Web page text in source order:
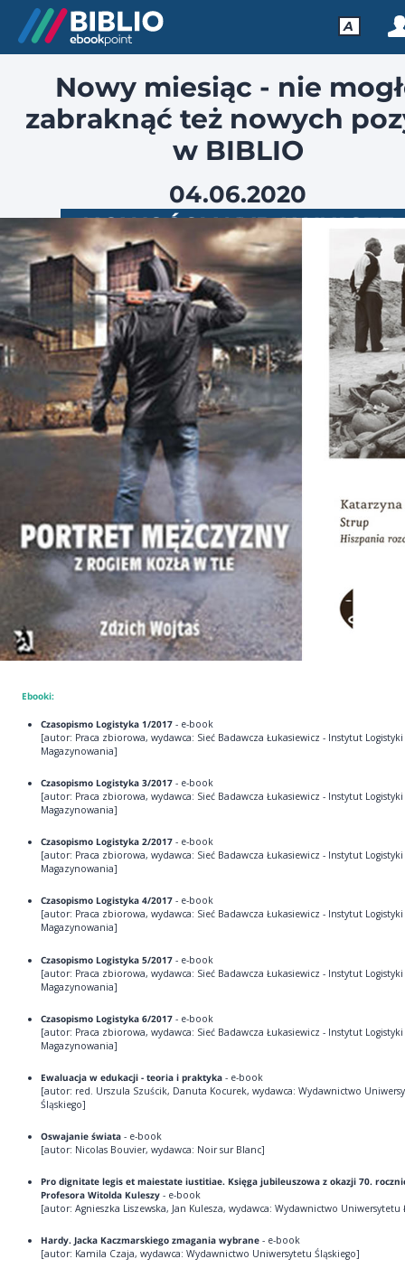
A
Nowy miesiąc - nie
zabraknąć też nowych
w BIBLIO
04.06.2020
NOWOŚCI WYDAWNICZE
Ebooki:
Czasopismo Logistyka 1/2017- e-book
[autor: Praca zbiorowa, wydawca: Sieć Badawcza Łukasiewicz - Instytut
Magazynowania]
Czasopismo Logistyka 3/2017- e-book
[autor: Praca zbiorowa, wydawca: Sieć Badawcza Łukasiewicz - Instytut
Magazynowania]
Czasopismo Logistyka 2/2017- e-book
[autor: Praca zbiorowa, wydawca: Sieć Badawcza Łukasiewicz - Instytut
Magazynowania]
Czasopismo Logistyka 4/2017- e-book
[autor: Praca zbiorowa, wydawca: Sieć Badawcza Łukasiewicz - Instytut
Magazynowania]
Czasopismo Logistyka 5/2017- e-book
[autor: Praca zbiorowa, wydawca: Sieć Badawcza Łukasiewicz - Instytut
Magazynowania]
Czasopismo Logistyka 6/2017- e-book
[autor: Praca zbiorowa, wydawca: Sieć Badawcza Łukasiewicz - Instytut
Magazynowania]
Ewaluacja w edukacji - teoria i praktyka- e-book
[autor: red. Urszula Szuścik, Danuta Kocurek, wydawca: Wydawnictwo
Śląskiego]
Oswajanie świata- e-book
[autor: Nicolas Bouvier, wydawca: Noir sur Blanc]
Pro dignitate legis et maiestate iustitiae. Księga jubileuszowa z okazji 70.
Profesora Witolda Kuleszy- e-book
[autor: Agnieszka Liszewska, Jan Kulesza, wydawca: Wydawnictwo
Hardy. Jacka Kaczmarskiego zmagania wybrane- e-book
[autor: Kamila Czaja, wydawca: Wydawnictwo Uniwersytetu Śląskiego]